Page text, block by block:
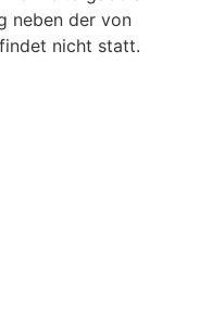
neben der von
nicht statt.